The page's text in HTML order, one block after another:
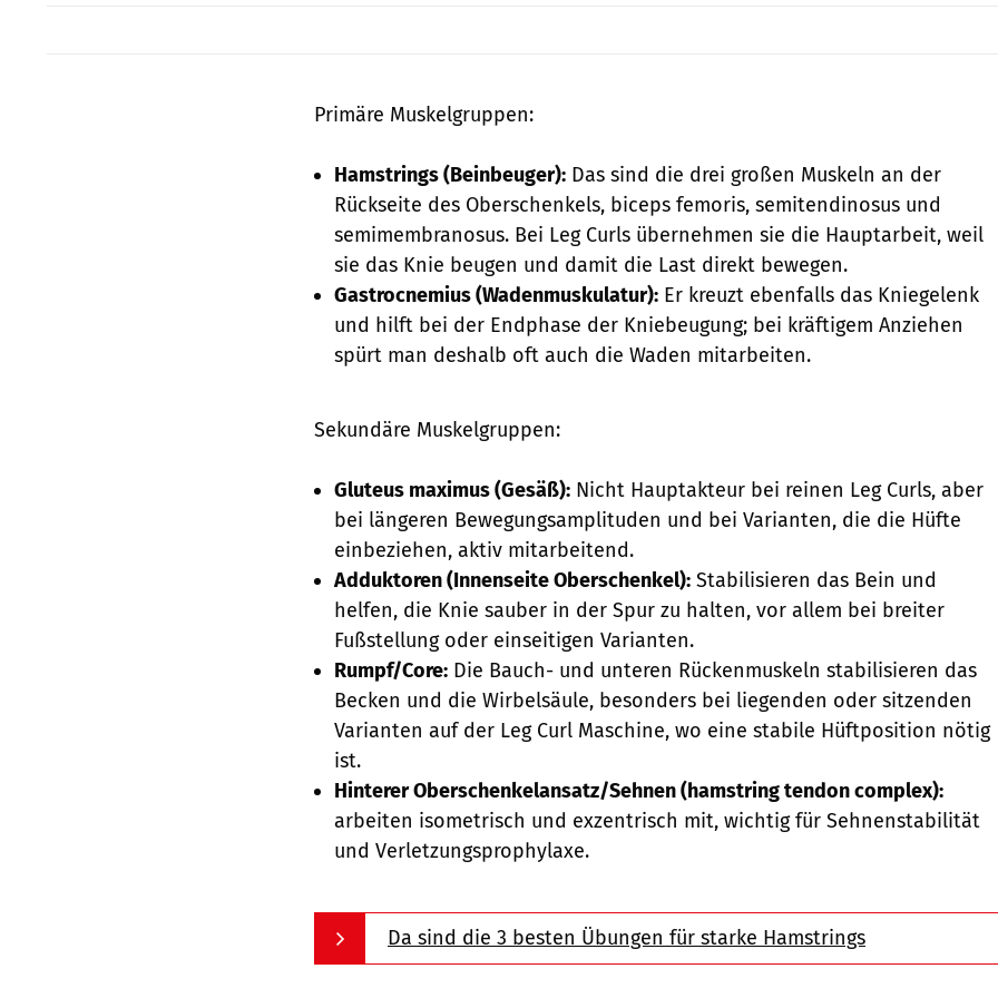
Primäre Muskelgruppen:
Hamstrings (Beinbeuger): Das sind die drei großen Muskeln an der
Rückseite des Oberschenkels, biceps femoris, semitendinosus und
semimembranosus. Bei Leg Curls übernehmen sie die Hauptarbeit, weil
sie das Knie beugen und damit die Last direkt bewegen.
Gastrocnemius (Wadenmuskulatur): Er kreuzt ebenfalls das Kniegelenk
und hilft bei der Endphase der Kniebeugung; bei kräftigem Anziehen
spürt man deshalb oft auch die Waden mitarbeiten.
Sekundäre Muskelgruppen:
Gluteus maximus (Gesäß): Nicht Hauptakteur bei reinen Leg Curls, aber
bei längeren Bewegungsamplituden und bei Varianten, die die Hüfte
einbeziehen, aktiv mitarbeitend.
Adduktoren (Innenseite Oberschenkel): Stabilisieren das Bein und
helfen, die Knie sauber in der Spur zu halten, vor allem bei breiter
Fußstellung oder einseitigen Varianten.
Rumpf/Core: Die Bauch- und unteren Rückenmuskeln stabilisieren das
Becken und die Wirbelsäule, besonders bei liegenden oder sitzenden
Varianten auf der Leg Curl Maschine, wo eine stabile Hüftposition nötig
ist.
Hinterer Oberschenkelansatz/Sehnen (hamstring tendon complex):
arbeiten isometrisch und exzentrisch mit, wichtig für Sehnenstabilität
und Verletzungsprophylaxe.
Da sind die 3 besten Übungen für starke Hamstrings